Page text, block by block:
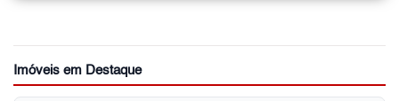
Imóveis em Destaque